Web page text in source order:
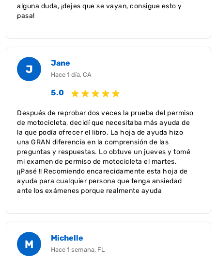
alguna duda, ¡dejes que se vayan, consigue esto y
pasa!
J Jane
Hace 1 día, CA
5.0
Después de reprobar dos veces la prueba del permiso
de motocicleta, decidí que necesitaba más ayuda de
la que podía ofrecer el libro. La hoja de ayuda hizo
una GRAN diferencia en la comprensión de las
preguntas y respuestas. Lo obtuve un jueves y tomé
mi examen de permiso de motocicleta el martes.
¡¡Pasé !! Recomiendo encarecidamente esta hoja de
ayuda para cualquier persona que tenga ansiedad
ante los exámenes porque realmente ayuda
M Michelle
Hace 1 semana, FL